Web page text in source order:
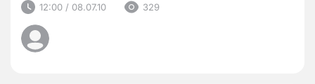
12:00 / 08.07.10 329